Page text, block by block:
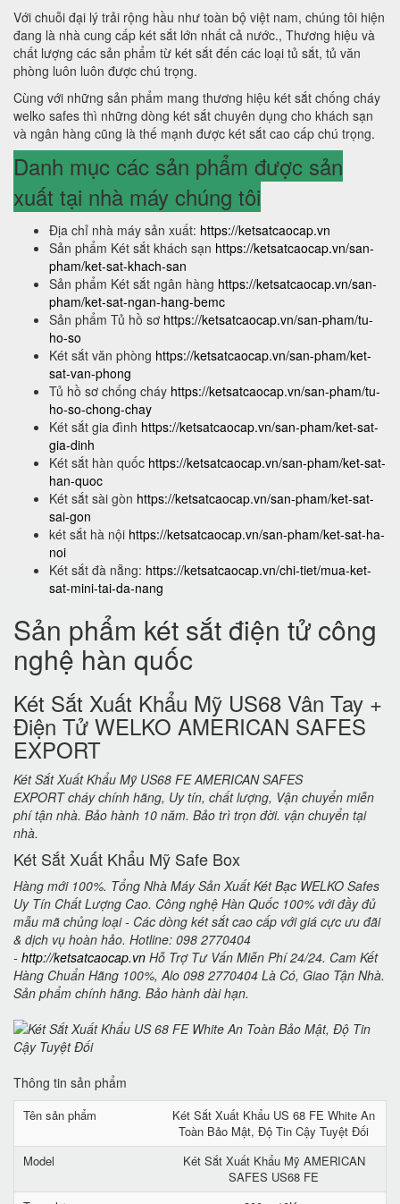
Với chuỗi đại lý trải rộng hầu như toàn bộ việt nam, chúng tôi hiện
đang là nhà cung cấp két sắt lớn nhất cả nước., Thương hiệu và
chất lượng các sản phẩm từ két sắt đến các loại tủ sắt, tủ văn
phòng luôn luôn được chú trọng.
Cùng với những sản phẩm mang thương hiệu két sắt chống cháy
welko safes thì những dòng két sắt chuyên dụng cho khách sạn
và ngân hàng cũng là thế mạnh được két sắt cao cấp chú trọng.
Danh mục các sản phẩm được sản
xuất tại nhà máy chúng tôi
Địa chỉ nhà máy sản xuất: https://ketsatcaocap.vn
Sản phẩm Két sắt khách sạn https://ketsatcaocap.vn/san-
pham/ket-sat-khach-san
Sản phẩm Két sắt ngân hàng https://ketsatcaocap.vn/san-
pham/ket-sat-ngan-hang-bemc
Sản phẩm Tủ hồ sơ https://ketsatcaocap.vn/san-pham/tu-
ho-so
Két sắt văn phòng https://ketsatcaocap.vn/san-pham/ket-
sat-van-phong
Tủ hồ sơ chống cháy https://ketsatcaocap.vn/san-pham/tu-
ho-so-chong-chay
Két sắt gia đình https://ketsatcaocap.vn/san-pham/ket-sat-
gia-dinh
Két sắt hàn quốc https://ketsatcaocap.vn/san-pham/ket-sat-
han-quoc
Két sắt sài gòn https://ketsatcaocap.vn/san-pham/ket-sat-
sai-gon
két sắt hà nội https://ketsatcaocap.vn/san-pham/ket-sat-ha-
noi
Két sắt đà nẵng: https://ketsatcaocap.vn/chi-tiet/mua-ket-
sat-mini-tai-da-nang
Sản phẩm két sắt điện tử công
nghệ hàn quốc
Két Sắt Xuất Khẩu Mỹ US68 Vân Tay +
Điện Tử WELKO AMERICAN SAFES
EXPORT
Két Sắt Xuất Khẩu Mỹ US68 FE AMERICAN SAFES
EXPORT cháy chính hãng, Uy tín, chất lượng, Vận chuyển miễn
phí tận nhà. Bảo hành 10 năm. Bảo trì trọn đời. vận chuyển tại
nhà.
Két Sắt Xuất Khẩu Mỹ Safe Box
Hàng mới 100%. Tổng Nhà Máy Sản Xuất Két Bạc WELKO Safes
Uy Tín Chất Lượng Cao. Công nghệ Hàn Quốc 100% với đầy đủ
mẫu mã chủng loại - Các dòng két sắt cao cấp với giá cực ưu đãi
& dịch vụ hoàn hảo. Hotline: 098 2770404
- http://ketsatcaocap.vn Hỗ Trợ Tư Vấn Miễn Phí 24/24. Cam Kết
Hàng Chuẩn Hãng 100%, Alo 098 2770404 Là Có, Giao Tận Nhà.
Sản phẩm chính hãng. Bảo hành dài hạn.
Thông tin sản phẩm
Tên sản phẩm
Két Sắt Xuất Khẩu US 68 FE White An
Toàn Bảo Mật, Độ Tin Cậy Tuyệt Đối
Model
Két Sắt Xuất Khẩu Mỹ AMERICAN
SAFES US68 FE